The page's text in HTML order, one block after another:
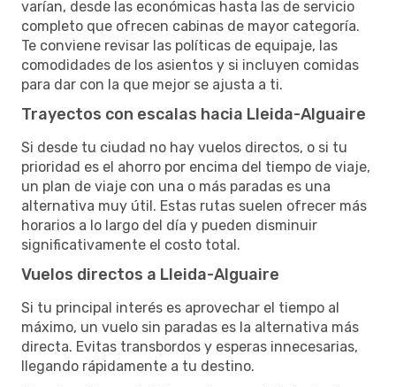
varían, desde las económicas hasta las de servicio
completo que ofrecen cabinas de mayor categoría.
Te conviene revisar las políticas de equipaje, las
comodidades de los asientos y si incluyen comidas
para dar con la que mejor se ajusta a ti.
Trayectos con escalas hacia Lleida-Alguaire
Si desde tu ciudad no hay vuelos directos, o si tu
prioridad es el ahorro por encima del tiempo de viaje,
un plan de viaje con una o más paradas es una
alternativa muy útil. Estas rutas suelen ofrecer más
horarios a lo largo del día y pueden disminuir
significativamente el costo total.
Vuelos directos a Lleida-Alguaire
Si tu principal interés es aprovechar el tiempo al
máximo, un vuelo sin paradas es la alternativa más
directa. Evitas transbordos y esperas innecesarias,
llegando rápidamente a tu destino.